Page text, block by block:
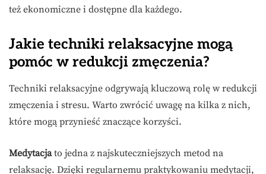
też ekonomiczne i dostępne dla każdego.
Jakie techniki relaksacyjne mogą
pomóc w redukcji zmęczenia?
Techniki relaksacyjne odgrywają kluczową rolę w redukcji
zmęczenia i stresu. Warto zwrócić uwagę na kilka z nich,
które mogą przynieść znaczące korzyści.
Medytacjato jedna z najskuteczniejszych metod na
relaksację. Dzięki regularnemu praktykowaniu medytacji,